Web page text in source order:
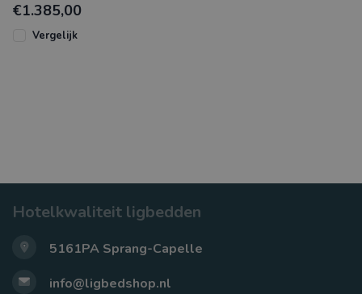
en voorzien van
weersbestendig Sunbre
€1.385,00
Vergelijk
Hotelkwaliteit ligbedden
5161PA Sprang-Capelle
info@ligbedshop.nl